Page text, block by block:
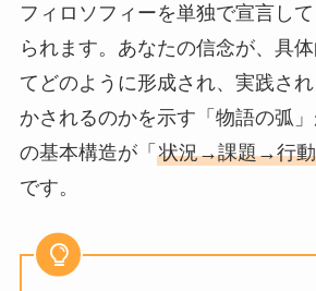
フィロソフィーを単独で宣言し
られます。あなたの信念が、具
てどのように形成され、実践さ
かされるのかを示す「物語の弧
の基本構造が「 状況→課題→行
です。